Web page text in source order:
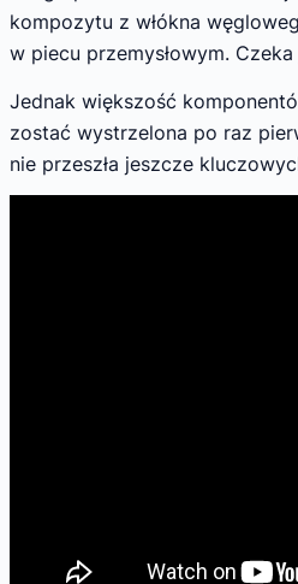
kompozytu z włókna
w piecu przemysłowym.
Jednak większość
zostać wystrzelona po raz
nie przeszła jeszcze